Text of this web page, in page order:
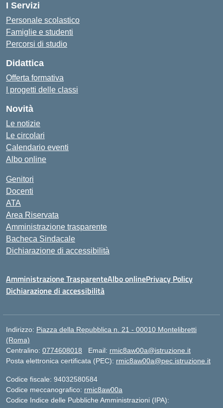
I Servizi
Personale scolastico
Famiglie e studenti
Percorsi di studio
Didattica
Offerta formativa
I progetti delle classi
Novità
Le notizie
Le circolari
Calendario eventi
Albo online
Genitori
Docenti
ATA
Area Riservata
Amministrazione trasparente
Bacheca Sindacale
Dichiarazione di accessibilità
Amministrazione TrasparenteAlbo onlinePrivacy Policy
Dichiarazione di accessibilità
Indirizzo: Piazza della Repubblica n. 21 - 00010 Montelibretti
(Roma)
Centralino: 0774608018 Email: rmic8aw00a@istruzione.it
Posta elettronica certificata (PEC): rmic8aw00a@pec.istruzione.it
Codice fiscale: 94032580584
Codice meccanografico: rmic8aw00a
Codice Indice delle Pubbliche Amministrazioni (IPA):